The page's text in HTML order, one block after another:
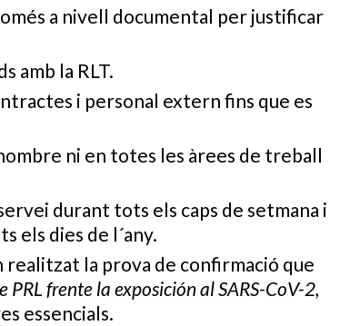
a nivell documental per justificar
amb la RLT.
i personal extern fins que es
ni en totes les àrees de treball
durant tots els caps de setmana i
els dies de l´any.
realitzat la prova de confirmació que
frente la exposición al SARS-CoV-2,
essencials.